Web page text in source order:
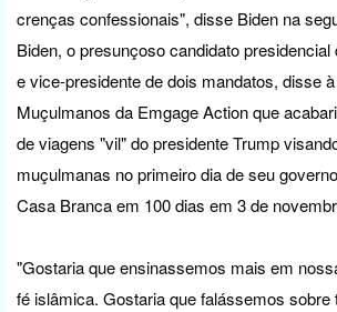
crenças confessionais", disse Biden na
Biden, o presunçoso candidato
e vice-presidente de dois mandatos, disse
Muçulmanos da Emgage Action que
de viagens "vil" do presidente Trump
muçulmanas no primeiro dia de seu
Casa Branca em 100 dias em 3 de
"Gostaria que ensinassemos mais em
fé islâmica. Gostaria que falássemos sobre